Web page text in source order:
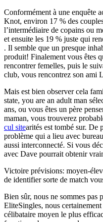
Conformément à une enquête
Knot, environ 17 % des
l’intermédiaire de copains ou
et ensuite les 19 % juste qui
. Il semble que un presque
produit! Finalement vous êtes
rencontrer femelles, puis le
club, vous rencontrez son ami
Mais est bien observer cela
state, you are an adult man
ans, ou vous êtes un père
maman, vous trouverez
cul sitearités est tombé sur. De
problème qui a lieu avec
aussi interconnecté. Si vous
avec Dave pourrait obtenir
Victoire prévisions: moyen-
de identifier sorte de match
Bien sûr, nous ne sommes pas
EliteSingles, nous
célibataire moyen le plus